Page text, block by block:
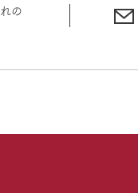
の